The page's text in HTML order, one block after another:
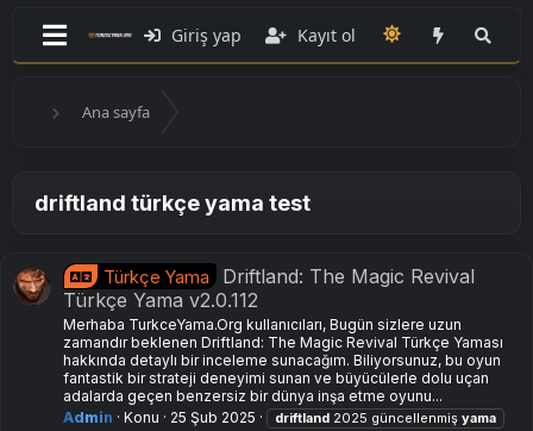
Giriş yap Kayıt ol
Ana sayfa
driftland türkçe yama test
Türkçe Yama
Driftland: The Magic Revival
Türkçe Yama v2.0.112
Merhaba TurkceYama.Org kullanıcıları, Bugün sizlere uzun
zamandır beklenen Driftland: The Magic Revival Türkçe Yaması
hakkında detaylı bir inceleme sunacağım. Biliyorsunuz, bu oyun
fantastik bir strateji deneyimi sunan ve büyücülerle dolu uçan
adalarda geçen benzersiz bir dünya inşa etme oyunu...
Admin
Konu 25 Şub 2025 driftland 2025 güncellenmiş yama